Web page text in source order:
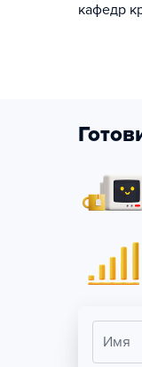
кафедр
Имя